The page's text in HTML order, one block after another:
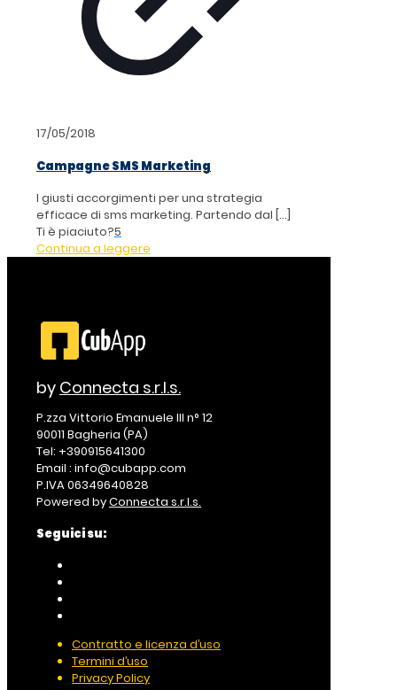
17/05/2018
Campagne SMS Marketing
I giusti accorgimenti per una strategia
efficace di sms marketing. Partendo dal […]
Ti è piaciuto?5
Continua a leggere
by Connecta s.r.l.s.
P.zza Vittorio Emanuele III n° 12
90011 Bagheria (PA)
Tel: +390915641300
Email : info@cubapp.com
P.IVA 06349640828
Powered byConnecta s.r.l.s.
Seguici su:
Contratto e licenza d’uso
Termini d’uso
Privacy Policy